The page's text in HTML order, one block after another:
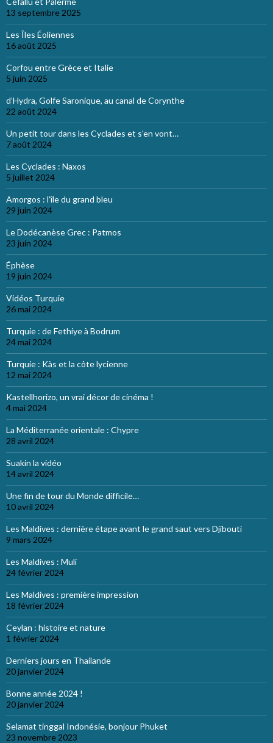
13 septembre 2025
Les Îles Éoliennes
16 août 2025
Corfou entre Grèce et Italie
5 juin 2025
d’Hydra, Golfe Saronique, au canal de Corynthe
22 août 2024
Un petit tour dans les Cyclades et s’en vont…
7 août 2024
Les Cyclades : Naxos
5 juillet 2024
Amorgos : l’île du grand bleu
29 juin 2024
Le Dodécanèse Grec : Patmos
23 juin 2024
Éphèse
19 juin 2024
Vidéos Turquie
26 mai 2024
Turquie : de Fethiye à Bodrum
24 mai 2024
Turquie : Kàs et la côte lycienne
12 mai 2024
Kastellhorizo, un vrai décor de cinéma !
4 mai 2024
La Méditerranée orientale : Chypre
28 avril 2024
Suakin la vidéo
14 avril 2024
Une fin de tour du Monde difficile…
10 avril 2024
Les Maldives : dernière étape avant le grand saut vers Djibouti
9 mars 2024
Les Maldives : Muli
24 février 2024
Les Maldives : première impression
18 février 2024
Ceylan : histoire et nature
1 février 2024
Derniers jours en Thailande
20 janvier 2024
Bonne année 2024 !
20 janvier 2024
Selamat tinggal Indonésie, bonjour Phuket
23 novembre 2023